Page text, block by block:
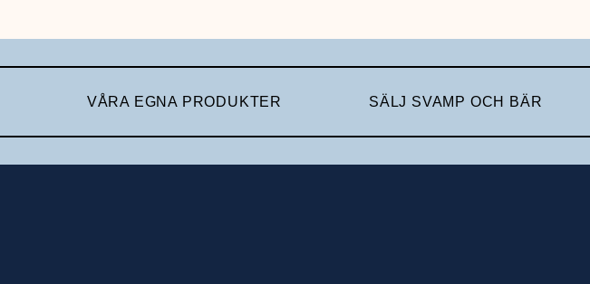
VÅRA EGNA PRODUKTER SÄLJ SVAMP OCH BÄR